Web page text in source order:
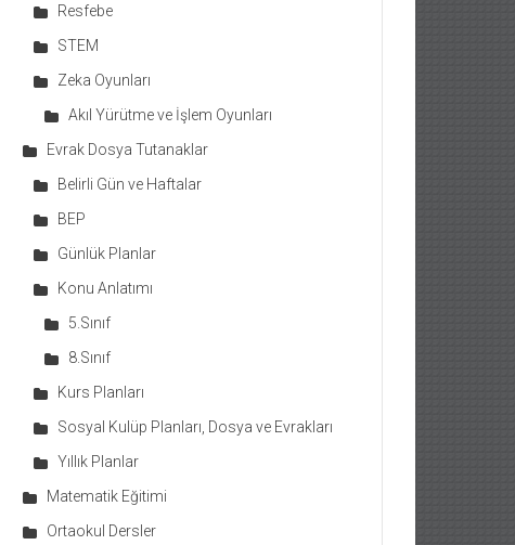
Resfebe
STEM
Zeka Oyunları
Akıl Yürütme ve İşlem Oyunları
Evrak Dosya Tutanaklar
Belirli Gün ve Haftalar
BEP
Günlük Planlar
Konu Anlatımı
5.Sınıf
8.Sınıf
Kurs Planları
Sosyal Kulüp Planları, Dosya ve Evrakları
Yıllık Planlar
Matematik Eğitimi
Ortaokul Dersler